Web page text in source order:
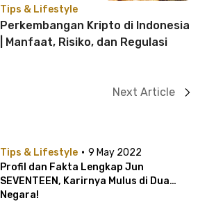
Tips & Lifestyle
Perkembangan Kripto di Indonesia
| Manfaat, Risiko, dan Regulasi
Next Article
Tips & Lifestyle · 9 May 2022
Profil dan Fakta Lengkap Jun
SEVENTEEN, Karirnya Mulus di Dua
Negara!